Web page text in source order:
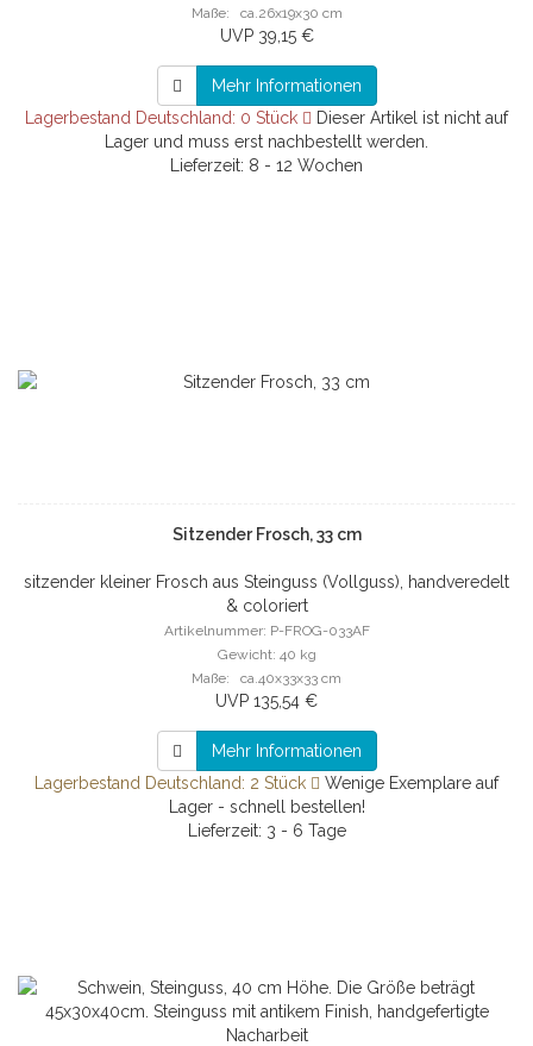
Maße: ca.26x19x30 cm
UVP 39,15 €
Mehr Informationen
Lagerbestand Deutschland: 0 Stück
Dieser Artikel ist nicht auf
Lager und muss erst nachbestellt werden.
Lieferzeit: 8 - 12 Wochen
Sitzender Frosch, 33 cm
sitzender kleiner Frosch aus Steinguss (Vollguss), handveredelt
& coloriert
Artikelnummer: P-FROG-033AF
Gewicht: 40 kg
Maße: ca.40x33x33 cm
UVP 135,54 €
Mehr Informationen
Lagerbestand Deutschland: 2 Stück
Wenige Exemplare auf
Lager - schnell bestellen!
Lieferzeit: 3 - 6 Tage